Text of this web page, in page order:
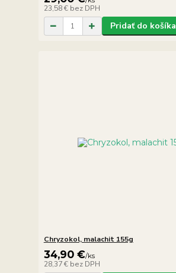
23,58 € bez DPH
Pridať do košíka
Chryzokol, malachit 155g
34,90 €/ks
28,37 € bez DPH